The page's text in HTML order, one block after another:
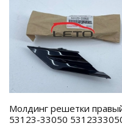
Молдинг решетки
53123-33050